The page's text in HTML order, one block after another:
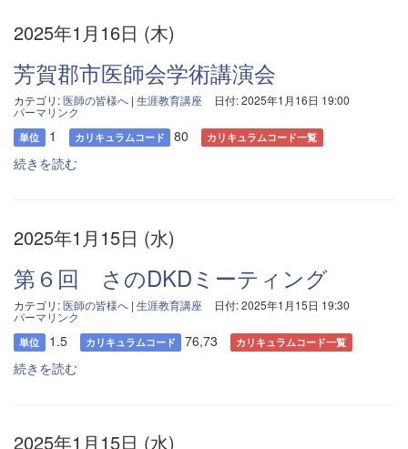
2025年1月16日 (木)
芳賀郡市医師会学術講演会
カテゴリ:医師の皆様へ | 生涯教育講座 日付: 2025年1月16日 19:00
パーマリンク
単位 1 カリキュラムコード 80 カリキュラムコード一覧
続きを読む
2025年1月15日 (水)
第６回 さのDKDミーティング
カテゴリ:医師の皆様へ | 生涯教育講座 日付: 2025年1月15日 19:30
パーマリンク
単位 1.5 カリキュラムコード 76,73 カリキュラムコード一覧
続きを読む
2025年1月15日 (水)